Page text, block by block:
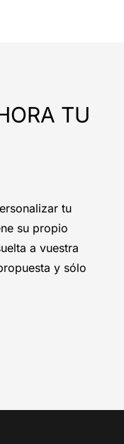
TU
tu
su propio
a vuestra
y sólo